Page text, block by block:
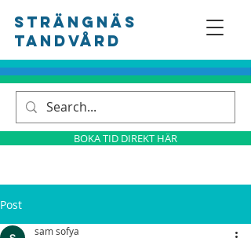
Strängnäs
tandvård
BOKA TID DIREKT HÄR
Post
sam sofya